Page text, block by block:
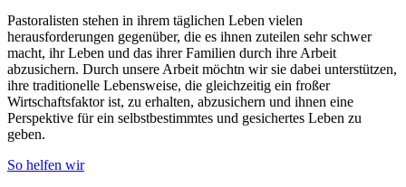
Pastoralisten stehen in ihrem täglichen Leben vielen
herausforderungen gegenüber, die es ihnen zuteilen sehr schwer
macht, ihr Leben und das ihrer Familien durch ihre Arbeit
abzusichern. Durch unsere Arbeit möchtn wir sie dabei unterstützen,
ihre traditionelle Lebensweise, die gleichzeitig ein froßer
Wirtschaftsfaktor ist, zu erhalten, abzusichern und ihnen eine
Perspektive für ein selbstbestimmtes und gesichertes Leben zu
geben.
So helfen wir